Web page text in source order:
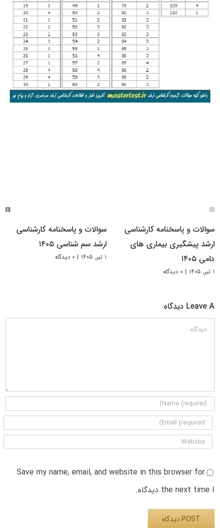
سوالات و پاسخنامه کارشناسی
ارشد پیشگیری بیماری های
دامی ۱۴۰۵
۱ تیر, ۱۴۰۵ | ۰ دیدگاه
سوالات و پاسخنامه کارشناسی
ارشد سم شناسی ۱۴۰۵
۱ تیر, ۱۴۰۵ | ۰ دیدگاه
Leave A دیدگاه
دیدگاه
Save my name, email, and website in this browser for
the next time I دیدگاه.